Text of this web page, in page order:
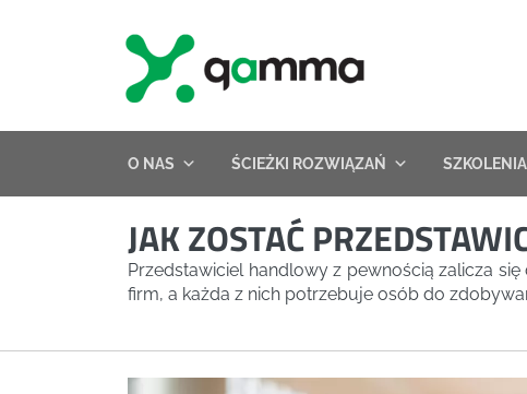
O NAS ŚCIEŻKI ROZWIĄZAŃ SZKOLENIA
JAK ZOSTAĆ
Przedstawiciel handlowy z pewnością zalicza
firm, a każda z nich potrzebuje osób do